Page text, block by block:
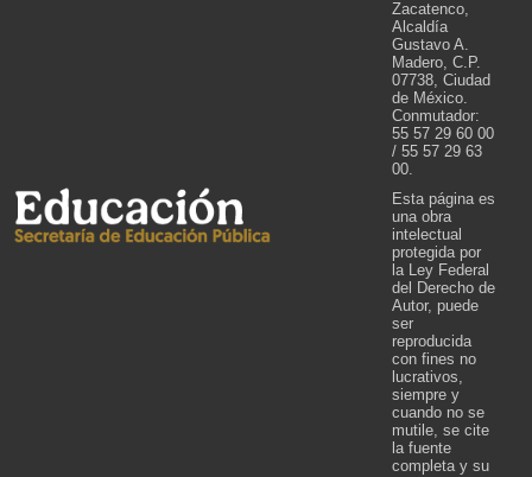
Zacatenco,
Alcaldía
Gustavo A.
Madero, C.P.
07738, Ciudad
de México.
Conmutador:
55 57 29 60 00
/ 55 57 29 63
00.
Esta página es
una obra
intelectual
protegida por
la Ley Federal
del Derecho de
Autor, puede
ser
reproducida
con fines no
lucrativos,
siempre y
cuando no se
mutile, se cite
la fuente
completa y su